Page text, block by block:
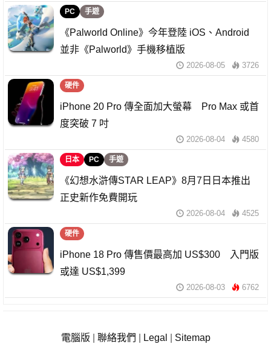
PC 手遊
《Palworld Online》今年登陸 iOS、Android
並非《Palworld》手機移植版
2026-08-05 3726
硬件
iPhone 20 Pro 傳全面加大螢幕 Pro Max 或首
度突破 7 吋
2026-08-04 4580
日本 PC 手遊
《幻想水滸傳STAR LEAP》8月7日日本推出
正史新作免費開玩
2026-08-04 4525
硬件
iPhone 18 Pro 傳售價最高加 US$300 入門版
或達 US$1,399
2026-08-03 6762
電腦版 聯絡我們 Legal Sitemap